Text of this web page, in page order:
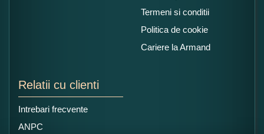
Termeni si conditii
Politica de cookie
Cariere la Armand
Relatii cu clienti
Intrebari frecvente
ANPC